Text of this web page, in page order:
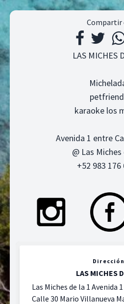
Compartir
LAS MICHES
karaoke los
Avenida 1 entre
@ Las Miches
+52 983 176
LAS MICHES
Las Miches de la 1 Avenida
Calle 30 Mario Villanueva